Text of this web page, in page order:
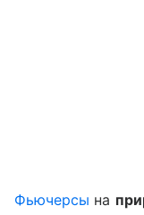
Фьючерсы на